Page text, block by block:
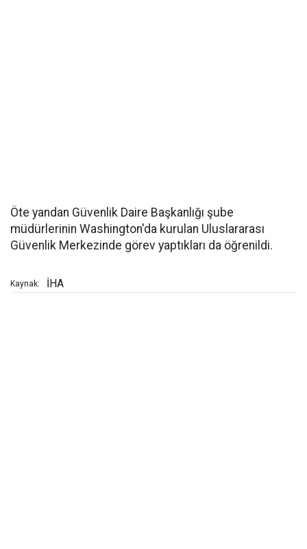
Öte yandan Güvenlik Daire Başkanlığı şube
müdürlerinin Washington'da kurulan Uluslararası
Güvenlik Merkezinde görev yaptıkları da öğrenildi.
Kaynak: İHA